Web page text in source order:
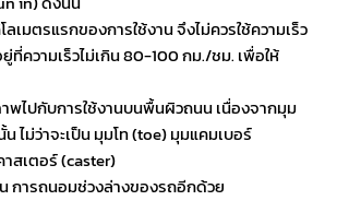
ลเมตรแรกของการใช้งาน จึงไม่ควรใช้ความเร็ว
ที่ความเร็วไม่เกิน 80-100 กม./ชม. เพื่อให้
พไปกับการใช้งานบนพื้นผิวถนน เนื่องจากมุม
ไม่ว่าจะเป็น มุมโท (toe) มุมแคมเบอร์
สเตอร์ (caster)
การถนอมช่วงล่างของรถอีกด้วย